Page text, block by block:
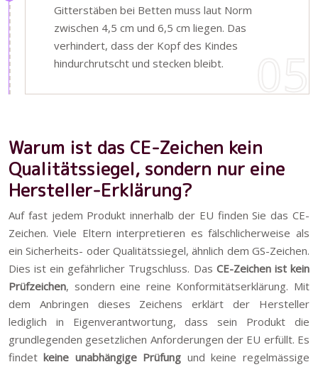
Gitterstäben bei Betten muss laut Norm
zwischen 4,5 cm und 6,5 cm liegen. Das
verhindert, dass der Kopf des Kindes
hindurchrutscht und stecken bleibt.
Warum ist das CE-Zeichen kein
Qualitätssiegel, sondern nur eine
Hersteller-Erklärung?
Auf fast jedem Produkt innerhalb der EU finden Sie das CE-
Zeichen. Viele Eltern interpretieren es fälschlicherweise als
ein Sicherheits- oder Qualitätssiegel, ähnlich dem GS-Zeichen.
Dies ist ein gefährlicher Trugschluss. Das CE-Zeichen ist kein
Prüfzeichen, sondern eine reine Konformitätserklärung. Mit
dem Anbringen dieses Zeichens erklärt der Hersteller
lediglich in Eigenverantwortung, dass sein Produkt die
grundlegenden gesetzlichen Anforderungen der EU erfüllt. Es
findetkeine unabhängige Prüfung und keine regelmässige